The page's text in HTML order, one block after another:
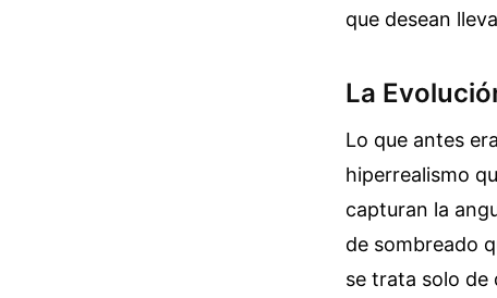
que desean
La
Lo que antes
hiperrealismo
capturan la
de sombreado
se trata solo de